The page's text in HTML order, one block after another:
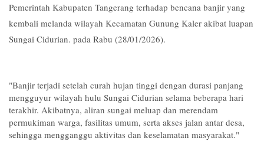
Pemerintah Kabupaten Tangerang terhadap bencana banjir yang
kembali melanda wilayah Kecamatan Gunung Kaler akibat luapan
Sungai Cidurian. pada Rabu (28/01/2026).
"Banjir terjadi setelah curah hujan tinggi dengan durasi panjang
mengguyur wilayah hulu Sungai Cidurian selama beberapa hari
terakhir. Akibatnya, aliran sungai meluap dan merendam
permukiman warga, fasilitas umum, serta akses jalan antar desa,
sehingga mengganggu aktivitas dan keselamatan masyarakat."